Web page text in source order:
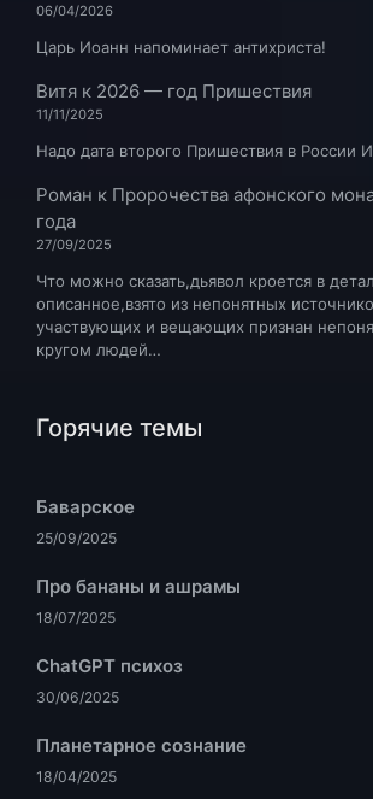
06/04/2026
Царь Иоанн напоминает антихриста!
Витя к 2026 — год Пришествия
11/11/2025
Надо дата второго Пришествия в России
Роман к Пророчества афонского
года
27/09/2025
Что можно сказать,дьявол кроется в
описанное,взято из непонятных
участвующих и вещающих признан
кругом людей…
Горячие темы
Баварское
25/09/2025
Про бананы и ашрамы
18/07/2025
ChatGPT психоз
30/06/2025
Планетарное сознание
18/04/2025